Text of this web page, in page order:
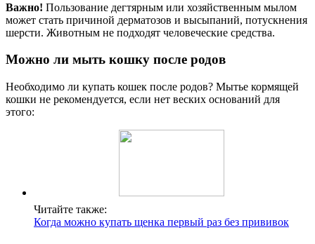
Важно! Пользование дегтярным или хозяйственным мылом
может стать причиной дерматозов и высыпаний, потускнения
шерсти. Животным не подходят человеческие средства.
Можно ли мыть кошку после родов
Необходимо ли купать кошек после родов? Мытье кормящей
кошки не рекомендуется, если нет веских оснований для
этого:
Читайте также:
Когда можно купать щенка первый раз без прививок